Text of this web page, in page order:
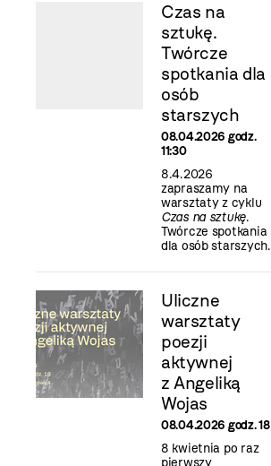
Czas na
sztukę.
Twórcze
spotkania dla
osób
starszych
08.04.2026 godz.
11:30
8.4.2026
zapraszamy na
warsztaty z cyklu
Czas na sztukę.
Twórcze spotkania
dla osób starszych.
Uliczne
warsztaty
poezji
aktywnej
z Angeliką
Wojas
08.04.2026 godz. 18
8 kwietnia po raz
pierwszy